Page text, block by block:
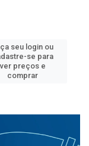
seu login ou
se para
ver preços e
comprar